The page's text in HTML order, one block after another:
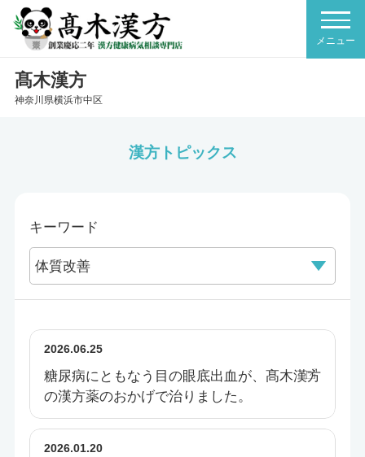
髙木漢方
神奈川県横浜市中区
漢方トピックス
キーワード
2026.06.25
糖尿病にともなう目の眼底出血が、髙木漢方
の漢方薬のおかげで治りました。
2026.01.20